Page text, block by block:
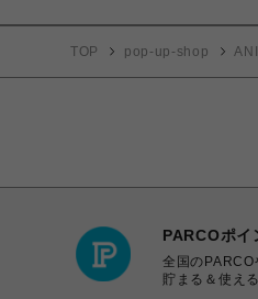
TOP pop-up-shop
PARCOポイ
全国の
貯まる＆使える